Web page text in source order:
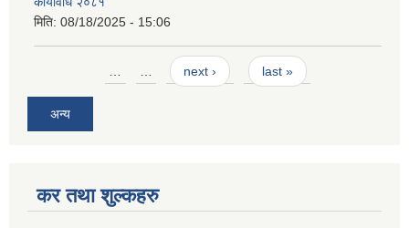
मिति: 08/18/2025 - 15:06
… … next › last »
अन्य
कर तथा शुल्कहरु